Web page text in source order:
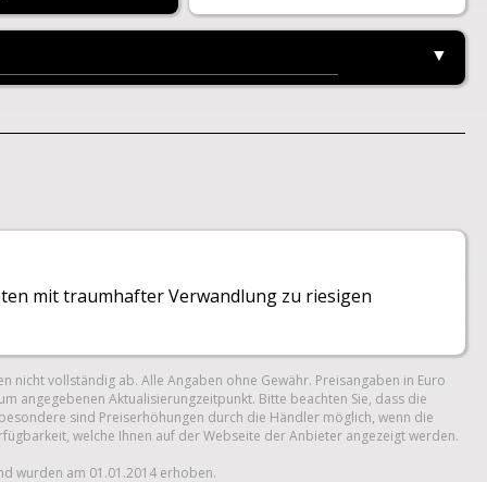
▼
mit traumhafter Verwandlung zu riesigen
vollständig ab. Alle Angaben ohne Gewähr. Preisangaben in Euro
angegebenen Aktualisierungzeitpunkt. Bitte beachten Sie, dass die
sind Preiserhöhungen durch die Händler möglich, wenn die
welche Ihnen auf der Webseite der Anbieter angezeigt werden.
wurden am 01.01.2014 erhoben.